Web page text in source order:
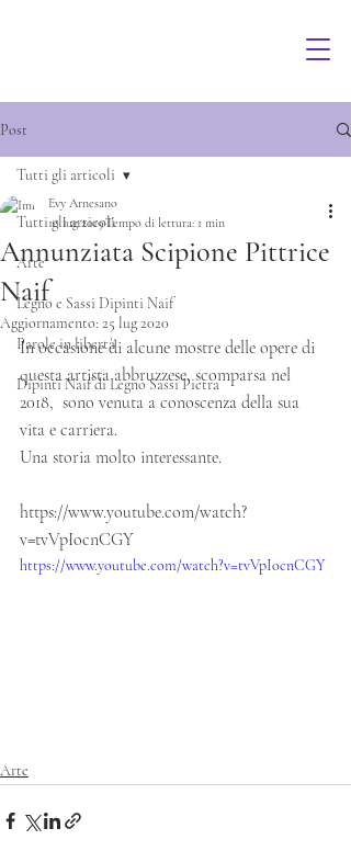
Post
Tutti gli articoli
Arte
Legno e Sassi Dipinti Naif
Parole in libertà
Dipinti Naif di Legno Sassi Pietra
Tutti gli articoli
Annunziata Scipione Pittrice
Naif
Evy Arnesano
10 lug 2019Tempo di lettura: 1 min
Aggiornamento: 25 lug 2020
In occasione di alcune mostre delle opere di
questa artista abbruzzese, scomparsa nel
2018,  sono venuta a conoscenza della sua
vita e carriera.
Una storia molto interessante.
https://www.youtube.com/watch?
v=tvVpIocnCGY
https://www.youtube.com/watch?v=tvVpIocnCGY
Arte